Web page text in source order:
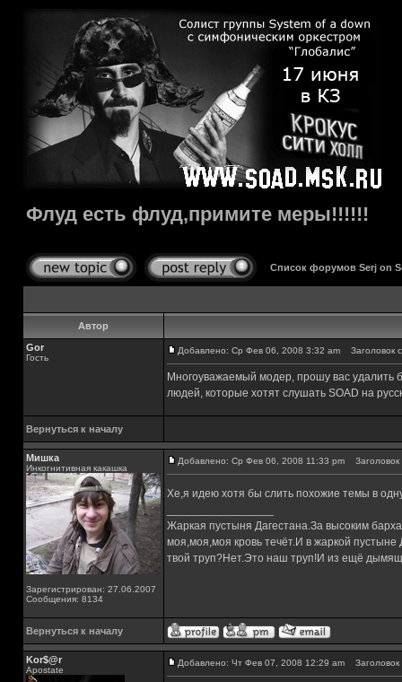
Флуд есть флуд,примите меры!!!!!!
Список форумов Serj on
Автор
Gor
Гость
Добавлено: Ср Фев 06, 2008 3:32 am Заголовок
Многоуважаемый модер, прошу вас
людей, которые хотят слушать SOAD на
Вернуться к началу
Мишка
Инкогнитивная какашка
Зарегистрирован: 27.06.2007
Сообщения: 8134
Добавлено: Ср Фев 06, 2008 11:33 pm
Хе,я идею хотя бы слить похожие темы в
Жаркая пустыня Дагестана.За высоким
моя,моя,моя кровь течёт.И в жаркой
твой труп?Нет.Это наш труп!И из ещё
Вернуться к началу
Kor$@r
Apostate
Добавлено: Чт Фев 07, 2008 12:29 am